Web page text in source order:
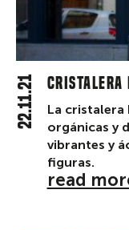
22.11.21
La cristalera
orgánicas y
vibrantes y
figuras.
read